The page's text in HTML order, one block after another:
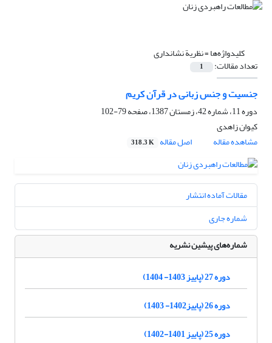
کلیدواژه‌ها =نظریة نشانداری
تعداد مقالات: 1
جنسیت و جنس زبانی در قرآن کریم
دوره 11، شماره 42، زمستان 1387، صفحه
79-102
کیوان زاهدی
مشاهده مقاله
اصل مقاله 318.3 K
مقالات آماده انتشار
شماره جاری
شماره‌های پیشین نشریه
دوره 27 (پاییز 1403- 1404)
دوره 26 (پاییز1402- 1403)
دوره 25 (پاییز 1401-1402)